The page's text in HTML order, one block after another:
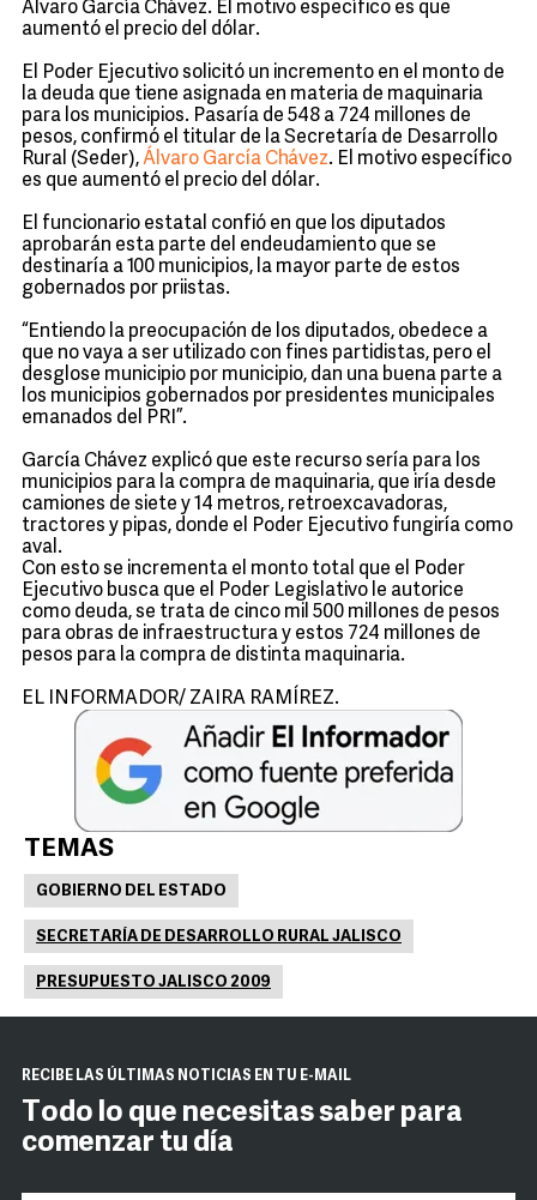
Álvaro García Chávez. El motivo específico es que
aumentó el precio del dólar.
El Poder Ejecutivo solicitó un incremento en el monto de
la deuda que tiene asignada en materia de maquinaria
para los municipios. Pasaría de 548 a 724 millones de
pesos, confirmó el titular de la Secretaría de Desarrollo
Rural (Seder),Álvaro García Chávez. El motivo específico
es que aumentó el precio del dólar.
El funcionario estatal confió en que los diputados
aprobarán esta parte del endeudamiento que se
destinaría a 100 municipios, la mayor parte de estos
gobernados por priistas.
“Entiendo la preocupación de los diputados, obedece a
que no vaya a ser utilizado con fines partidistas, pero el
desglose municipio por municipio, dan una buena parte a
los municipios gobernados por presidentes municipales
emanados del PRI”.
García Chávez explicó que este recurso sería para los
municipios para la compra de maquinaria, que iría desde
camiones de siete y 14 metros, retroexcavadoras,
tractores y pipas, donde el Poder Ejecutivo fungiría como
aval.
Con esto se incrementa el monto total que el Poder
Ejecutivo busca que el Poder Legislativo le autorice
como deuda, se trata de cinco mil 500 millones de pesos
para obras de infraestructura y estos 724 millones de
pesos para la compra de distinta maquinaria.
EL INFORMADOR/ ZAIRA RAMÍREZ.
TEMAS
GOBIERNO DEL ESTADO
SECRETARÍA DE DESARROLLO RURAL JALISCO
PRESUPUESTO JALISCO 2009
RECIBE LAS ÚLTIMAS NOTICIAS EN TU E-MAIL
Todo lo que necesitas saber para
comenzar tu día